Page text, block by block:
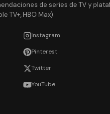
de series de TV y
TV+, HBO Max).
Instagram
Pinterest
Twitter
YouTube